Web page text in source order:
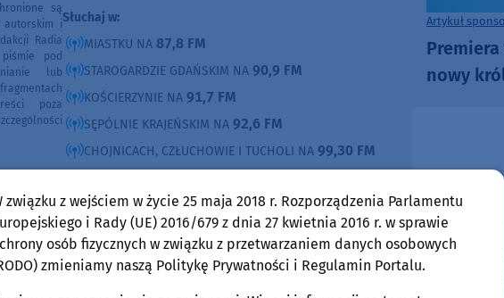
Słuchaj w:
MIASTKU NA 87,8 FM
STAROGARDZIE GDAŃSKIM NA 90,9 FM
KOŚCIERZYNIE NA 91,7 FM
SĘPÓLNIE KRAJEŃSKIM NA 92,6 FM
CHOJNICACH, CZŁUCHOWIE I TUCHOLI NA 99,30 FM
są
i
Radia
pod
lub
poza
w Weekend FM
Gmina Chojnice
Artykuł
Premiera
nowy
piątek,
związku z wejściem w życie 25 maja 2018 r. Rozporządzenia Parlamentu
i Rady (UE) 2016/679 z dnia 27 kwietnia 2016 r. w sprawie
osób fizycznych w związku z przetwarzaniem danych osobowych
zmieniamy naszą Politykę Prywatności i Regulamin Portalu.